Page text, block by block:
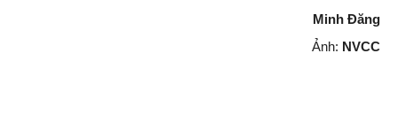
Minh Đăng
Ảnh: NVCC